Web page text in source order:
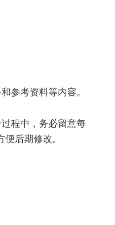
参考资料等内容。
程中，务必留意每
后期修改。